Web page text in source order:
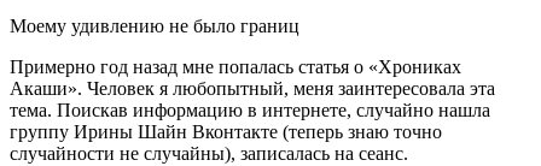
Моему удивлению не было границ
Примерно год назад мне попалась статья о «Хрониках
Акаши». Человек я любопытный, меня заинтересовала эта
тема. Поискав информацию в интернете, случайно нашла
группу Ирины Шайн Вконтакте (теперь знаю точно
случайности не случайны), записалась на сеанс.